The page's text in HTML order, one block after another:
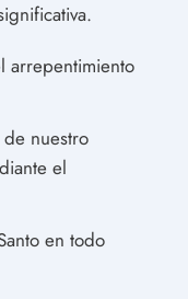
arrepentimiento
nuestro
el
en todo